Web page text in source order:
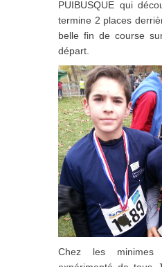
PUIBUSQUE qui
termine 2 places
belle fin de course
départ.
Chez les